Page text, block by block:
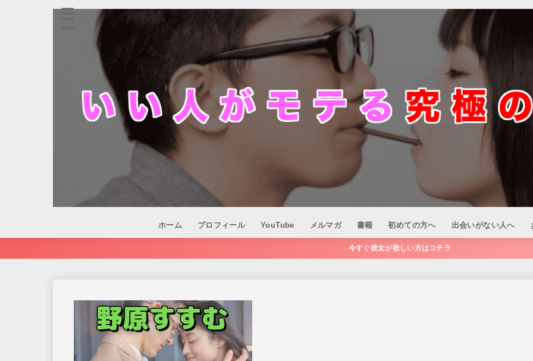
ホーム プロフィール YouTube メルマガ 書籍 初めての方へ 出会いがない人へ
今すぐ彼女が欲しい方はコチラ